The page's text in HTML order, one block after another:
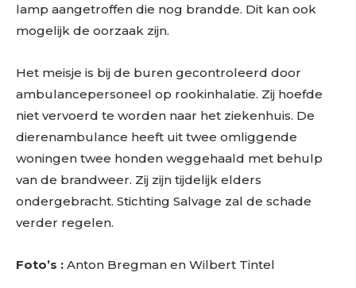
lamp aangetroffen die nog brandde. Dit kan ook
mogelijk de oorzaak zijn.
Het meisje is bij de buren gecontroleerd door
ambulancepersoneel op rookinhalatie. Zij hoefde
niet vervoerd te worden naar het ziekenhuis. De
dierenambulance heeft uit twee omliggende
woningen twee honden weggehaald met behulp
van de brandweer. Zij zijn tijdelijk elders
ondergebracht. Stichting Salvage zal de schade
verder regelen.
Foto’s : Anton Bregman en Wilbert Tintel